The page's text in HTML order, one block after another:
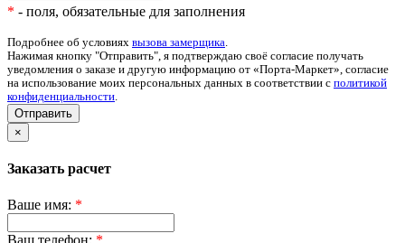
* - поля, обязательные для заполнения
Подробнее об условиях вызова замерщика.
Нажимая кнопку "Отправить", я подтверждаю своё согласие получать
уведомления о заказе и другую информацию от «Порта-Маркет», согласие
на использование моих персональных данных в соответствии с политикой
конфиденциальности.
Отправить
×
Заказать расчет
Ваше имя: *
Ваш телефон: *